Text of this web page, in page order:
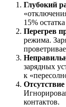
Глубокий
15%
Перегрев
режима.
зарядных
к
контактов.